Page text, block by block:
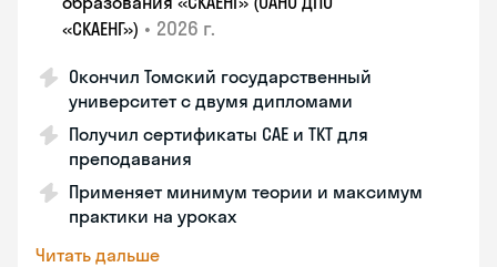
«СКАЕНГ») • 2026 г.
Окончил Томский государственный
университет с двумя дипломами
Получил сертификаты CAE и TKT для
преподавания
Применяет минимум теории и максимум
практики на уроках
Читать дальше